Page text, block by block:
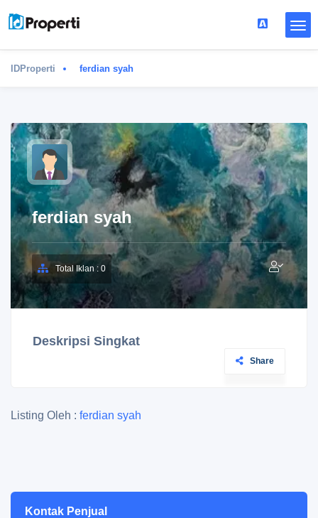
IDProperti ferdian syah
ferdian syah
Total Iklan : 0
Deskripsi Singkat
Share
Listing Oleh : ferdian syah
Kontak Penjual